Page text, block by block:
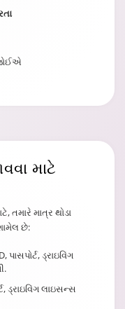
માટે
તમારે માત્ર થોડા
છે:
પાસપોર્ટ, ડ્રાઇવિંગ
ડ્રાઇવિંગ લાઇસન્સ